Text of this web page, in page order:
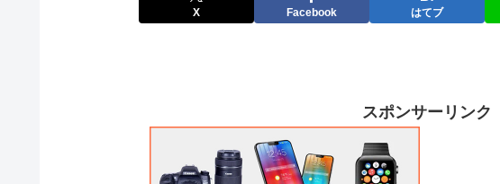
X Facebook はてブ
スポンサーリンク